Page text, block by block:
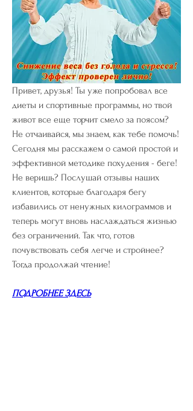
Привет, друзья! Ты уже попробовал все
диеты и спортивные программы, но твой
живот все еще торчит смело за поясом?
Не отчаивайся, мы знаем, как тебе помочь!
Сегодня мы расскажем о самой простой и
эффективной методике похудения - беге!
Не веришь? Послушай отзывы наших
клиентов, которые благодаря бегу
избавились от ненужных килограммов и
теперь могут вновь наслаждаться жизнью
без ограничений. Так что, готов
почувствовать себя легче и стройнее?
Тогда продолжай чтение!
ПОДРОБНЕЕ ЗДЕСЬ